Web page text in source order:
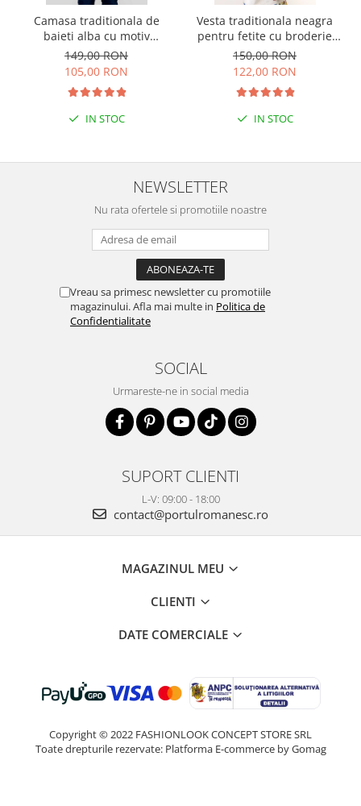
Camasa traditionala de
baieti alba cu motiv
geometric verde Luca 03
149,00 RON
105,00 RON
IN STOC
Vesta traditionala neagra
pentru fetite cu broderie
florala rosie Sonia 01
150,00 RON
122,00 RON
IN STOC
NEWSLETTER
Nu rata ofertele si promotiile noastre
Vreau sa primesc newsletter cu promotiile
magazinului. Afla mai multe in Politica de
Confidentialitate
SOCIAL
Urmareste-ne in social media
SUPORT CLIENTI
L-V: 09:00 - 18:00
contact@portulromanesc.ro
MAGAZINUL MEU
CLIENTI
DATE COMERCIALE
Copyright © 2022 FASHIONLOOK CONCEPT STORE SRL
Toate drepturile rezervate: Platforma E-commerce by Gomag